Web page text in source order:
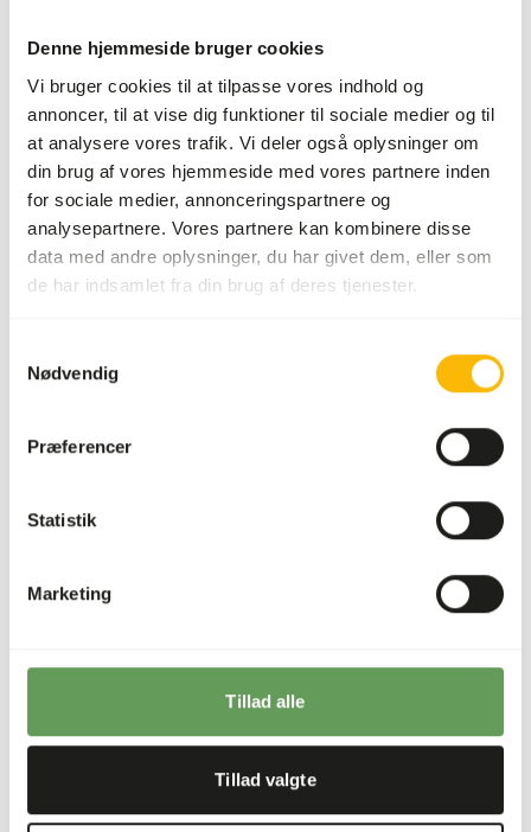
Denne hjemmeside bruger cookies
Vi bruger cookies til at tilpasse vores indhold og
annoncer, til at vise dig funktioner til sociale medier og til
at analysere vores trafik. Vi deler også oplysninger om
din brug af vores hjemmeside med vores partnere inden
for sociale medier, annonceringspartnere og
analysepartnere. Vores partnere kan kombinere disse
data med andre oplysninger, du har givet dem, eller som
de har indsamlet fra din brug af deres tjenester.
Nødvendig
Præferencer
Statistik
Marketing
Tillad alle
Tillad valgte
Mere information
DK Aquatic
Carnivore
Gel
DK112
Mere information